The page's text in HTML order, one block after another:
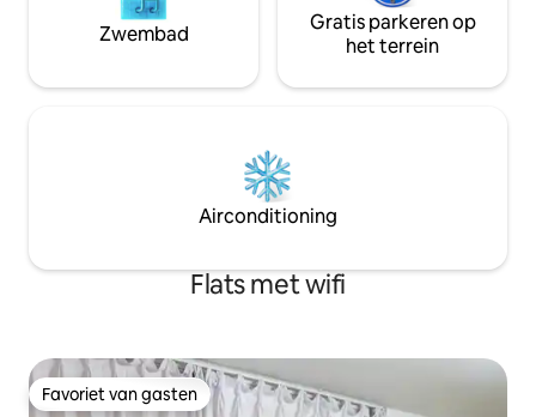
Zwembad
Gratis parkeren op
het terrein
Airconditioning
Flats met wifi
Favoriet van gasten
Favoriet van gasten